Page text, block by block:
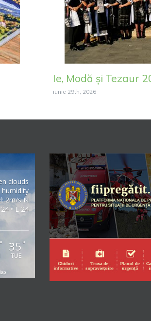
Ie, Modă și Tezaur
iunie 29th, 2026
clouds
humidity
2m/s N
24 • L 24
° 35 °
TUE